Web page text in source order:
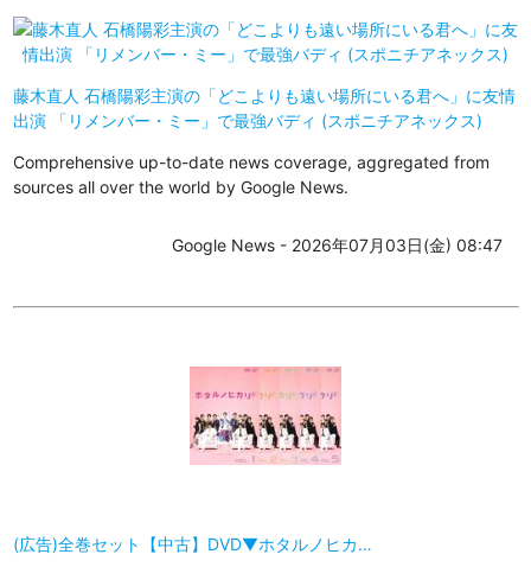
藤木直人 石橋陽彩主演の「どこよりも遠い場所にいる君へ」に友情
出演 「リメンバー・ミー」で最強バディ (スポニチアネックス)
Comprehensive up-to-date news coverage, aggregated from
sources all over the world by Google News.
Google News - 2026年07月03日(金) 08:47
(広告)全巻セット【中古】DVD▼ホタルノヒカ…